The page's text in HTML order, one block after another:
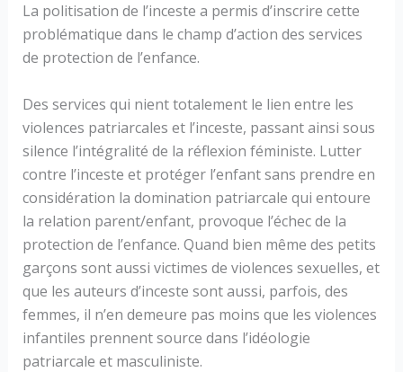
La politisation de l’inceste a permis d’inscrire cette
problématique dans le champ d’action des services
de protection de l’enfance.
Des services qui nient totalement le lien entre les
violences patriarcales et l’inceste, passant ainsi sous
silence l’intégralité de la réflexion féministe. Lutter
contre l’inceste et protéger l’enfant sans prendre en
considération la domination patriarcale qui entoure
la relation parent/enfant, provoque l’échec de la
protection de l’enfance. Quand bien même des petits
garçons sont aussi victimes de violences sexuelles, et
que les auteurs d’inceste sont aussi, parfois, des
femmes, il n’en demeure pas moins que les violences
infantiles prennent source dans l’idéologie
patriarcale et masculiniste.